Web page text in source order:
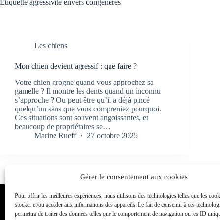
Gérer le consentement aux cookies
Pour offrir les meilleures expériences, nous utilisons des technologies telles que les
stocker et/ou accéder aux informations des appareils. Le fait de consentir à ces
permettra de traiter des données telles que le comportement de navigation ou les ID
Étiquette agressivité envers congénères
Les chiens
Mon chien devient agressif : que faire ?
Votre chien grogne quand vous approchez sa
gamelle ? Il montre les dents quand un inconnu
s’approche ? Ou peut-être qu’il a déjà pincé
quelqu’un sans que vous compreniez pourquoi.
Ces situations sont souvent angoissantes, et
beaucoup de propriétaires se…
Marine Rueff
27 octobre 2025
Toutou Academy